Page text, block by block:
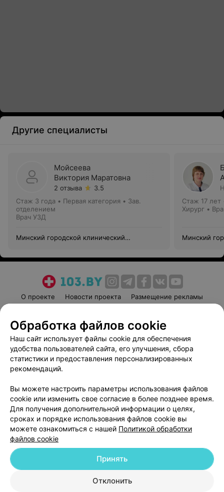
Другие специалисты
Мойсеева
Виктория Маратовна
2 отзыва
3.5
Стаж 3 года • Первая категория • Зав.
отделением
Врач УЗД
Минский городской клинический
Стаж 17 лет
Хирург •
Минский
О проекте Новости проекта
Размещение рекламы
Пользовательское соглашение
Способы оплаты
Вакансии
Партнеры
Написать руководителю 103.by
Обработка персональных данных
© 2026 ООО «Артокс Лаб», УНП 191700409
| 220012, Республика Беларусь,
Обработка файлов cookie
Наш сайт использует файлы cookie для обеспечения
удобства пользователей сайта, его улучшения, сбора
статистики и предоставления персонализированных
рекомендаций.
Вы можете настроить параметры использования файлов
cookie или изменить свое согласие в более позднее время.
Для получения дополнительной информации о целях,
сроках и порядке использования файлов cookie вы
можете ознакомиться с нашей Политикой обработки
файлов cookie
Отклонить
Принять